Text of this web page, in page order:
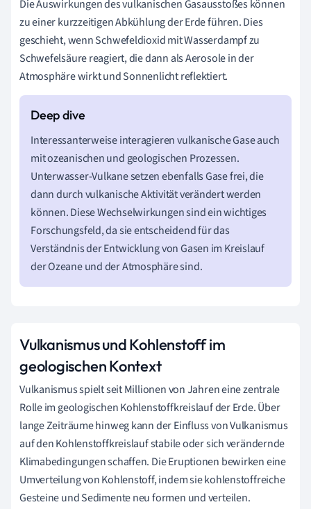
Die Auswirkungen des vulkanischen Gasausstoßes können
zu einer kurzzeitigen Abkühlung der Erde führen. Dies
geschieht, wenn Schwefeldioxid mit Wasserdampf zu
Schwefelsäure reagiert, die dann als Aerosole in der
Atmosphäre wirkt und Sonnenlicht reflektiert.
Interessanterweise interagieren vulkanische Gase auch
mit ozeanischen und geologischen Prozessen.
Unterwasser-Vulkane setzen ebenfalls Gase frei, die
dann durch vulkanische Aktivität verändert werden
können. Diese Wechselwirkungen sind ein wichtiges
Forschungsfeld, da sie entscheidend für das
Verständnis der Entwicklung von Gasen im Kreislauf
der Ozeane und der Atmosphäre sind.
Vulkanismus und Kohlenstoff im
geologischen Kontext
Vulkanismus spielt seit Millionen von Jahren eine zentrale
Rolle im geologischen Kohlenstoffkreislauf der Erde. Über
lange Zeiträume hinweg kann der Einfluss von Vulkanismus
auf den Kohlenstoffkreislauf stabile oder sich verändernde
Klimabedingungen schaffen. Die Eruptionen bewirken eine
Umverteilung von Kohlenstoff, indem sie kohlenstoffreiche
Gesteine und Sedimente neu formen und verteilen.